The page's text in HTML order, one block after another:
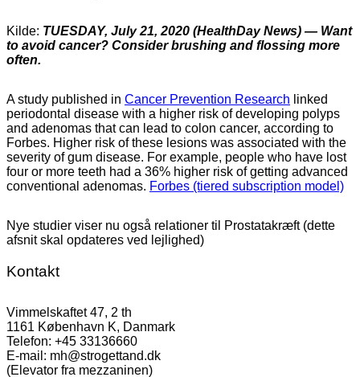
Kilde: TUESDAY, July 21, 2020 (HealthDay News) — Want
to avoid cancer? Consider brushing and flossing more
often.
A study published in Cancer Prevention Research linked
periodontal disease with a higher risk of developing polyps
and adenomas that can lead to colon cancer, according to
Forbes. Higher risk of these lesions was associated with the
severity of gum disease. For example, people who have lost
four or more teeth had a 36% higher risk of getting advanced
conventional adenomas. Forbes (tiered subscription model)
Nye studier viser nu også relationer til Prostatakræft (dette
afsnit skal opdateres ved lejlighed)
Kontakt
Vimmelskaftet 47, 2 th
1161 København K, Danmark
Telefon: +45 33136660
E-mail: mh@strogettand.dk
(Elevator fra mezzaninen)